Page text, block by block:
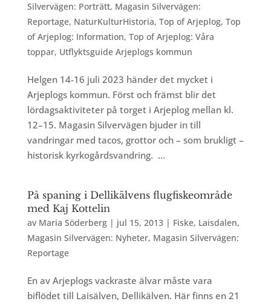
Silvervägen: Porträtt, Magasin Silvervägen:
Reportage, NaturKulturHistoria, Top of Arjeplog, Top
of Arjeplog: Information, Top of Arjeplog: Våra
toppar, Utflyktsguide Arjeplogs kommun
Helgen 14-16 juli 2023 händer det mycket i
Arjeplogs kommun. Först och främst blir det
lördagsaktiviteter på torget i Arjeplog mellan kl.
12–15. Magasin Silvervägen bjuder in till
vandringar med tacos, grottor och – som brukligt –
historisk kyrkogårdsvandring. ...
På spaning i Dellikälvens flugfiskeområde
med Kaj Kottelin
av Maria Söderberg| jul 15, 2013| Fiske, Laisdalen,
Magasin Silvervägen: Nyheter, Magasin Silvervägen:
Reportage
En av Arjeplogs vackraste älvar måste vara
biflödet till Laisälven, Dellikälven. Här finns en 21